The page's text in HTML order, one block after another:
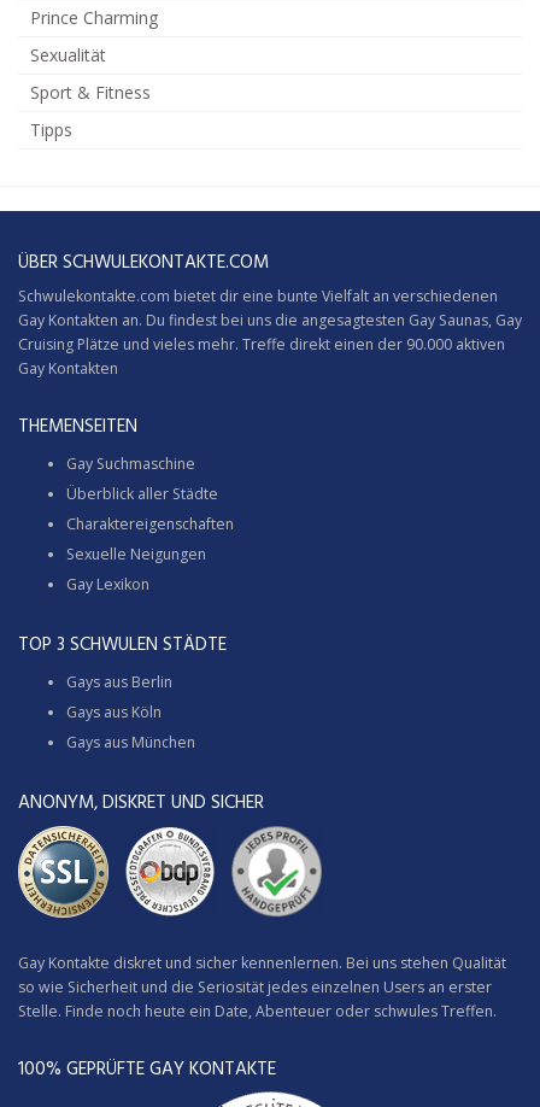
Prince Charming
Sexualität
Sport & Fitness
Tipps
ÜBER SCHWULEKONTAKTE.COM
Schwulekontakte.com bietet dir eine bunte Vielfalt an verschiedenen
Gay Kontakten an. Du findest bei uns die angesagtesten Gay Saunas, Gay
Cruising Plätze und vieles mehr. Treffe direkt einen der 90.000 aktiven
Gay Kontakten
THEMENSEITEN
Gay Suchmaschine
Überblick aller Städte
Charaktereigenschaften
Sexuelle Neigungen
Gay Lexikon
TOP 3 SCHWULEN STÄDTE
Gays aus Berlin
Gays aus Köln
Gays aus München
ANONYM, DISKRET UND SICHER
Gay Kontakte diskret und sicher kennenlernen. Bei uns stehen Qualität
so wie Sicherheit und die Seriosität jedes einzelnen Users an erster
Stelle. Finde noch heute ein Date, Abenteuer oder schwules Treffen.
100% GEPRÜFTE GAY KONTAKTE